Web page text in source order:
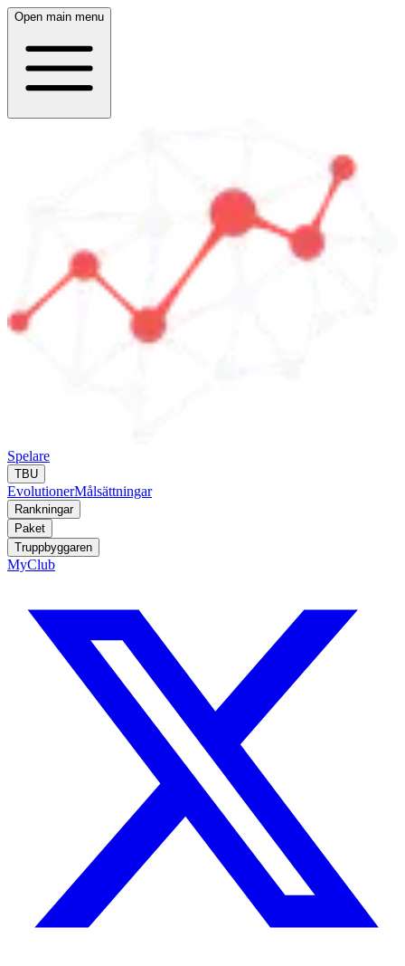
Open main menu
Spelare
TBU
EvolutionerMålsättningar
Rankningar
Paket
Truppbyggaren
MyClub